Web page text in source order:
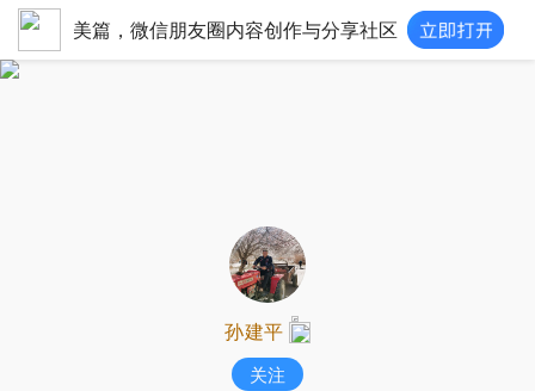
美篇，微信朋友圈内容创作与分享社区
孙建平
关注